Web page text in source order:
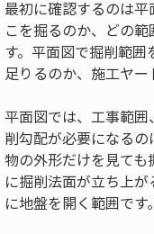
最初に確認するのは
こを掘るのか、どの
す。平面図で掘削範
足りるのか、施工ヤ
平面図では、工事範
削勾配が必要になる
物の外形だけを見て
に掘削法面が立ち上
に地盤を開く範囲です